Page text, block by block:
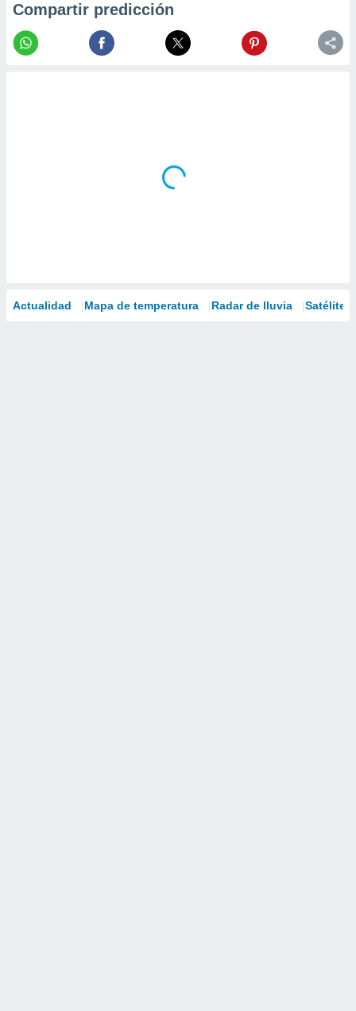
Compartir predicción
Actualidad Mapa de temperatura Radar de lluvia Satélites